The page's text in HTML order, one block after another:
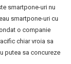
smartpone-uri nu
smartpone-uri cu
o companie
chiar vroia sa
putea sa concureze